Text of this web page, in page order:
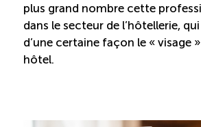
Formation sur mesure
plus grand nombre cette
dans le secteur de l’hôtellerie,
d’une certaine façon le « visage
hôtel.